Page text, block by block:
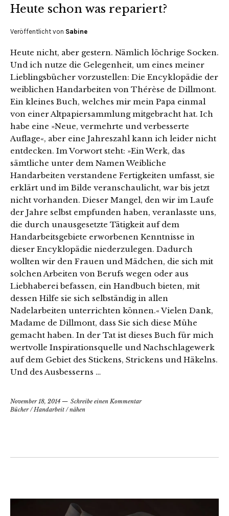
Heute schon was repariert?
Veröffentlicht von Sabine
Heute nicht, aber gestern. Nämlich löchrige Socken.
Und ich nutze die Gelegenheit, um eines meiner
Lieblingsbücher vorzustellen: Die Encyklopädie der
weiblichen Handarbeiten von Thérèse de Dillmont.
Ein kleines Buch, welches mir mein Papa einmal
von einer Altpapiersammlung mitgebracht hat. Ich
habe eine »Neue, vermehrte und verbesserte
Auflage«, aber eine Jahreszahl kann ich leider nicht
entdecken. Im Vorwort steht: »Ein Werk, das
sämtliche unter dem Namen Weibliche
Handarbeiten verstandene Fertigkeiten umfasst, sie
erklärt und im Bilde veranschaulicht, war bis jetzt
nicht vorhanden. Dieser Mangel, den wir im Laufe
der Jahre selbst empfunden haben, veranlasste uns,
die durch unausgesetzte Tätigkeit auf dem
Handarbeitsgebiete erworbenen Kenntnisse in
dieser Encyklopädie niederzulegen. Dadurch
wollten wir den Frauen und Mädchen, die sich mit
solchen Arbeiten von Berufs wegen oder aus
Liebhaberei befassen, ein Handbuch bieten, mit
dessen Hilfe sie sich selbständig in allen
Nadelarbeiten unterrichten können.« Vielen Dank,
Madame de Dillmont, dass Sie sich diese Mühe
gemacht haben. In der Tat ist dieses Buch für mich
wertvolle Inspirationsquelle und Nachschlagewerk
auf dem Gebiet des Stickens, Strickens und Häkelns.
Und des Ausbesserns …
November 18, 2014
Schreibe einen Kommentar
Bücher/Handarbeit /nähen